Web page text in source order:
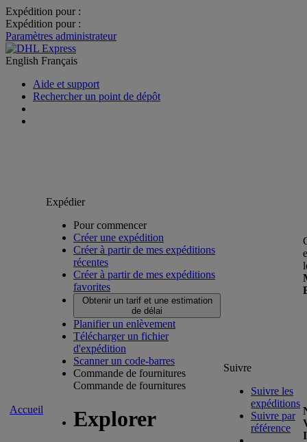
Expédition pour :
Expédition pour :
Paramètres administrateur
English Français
Aide et support
Rechercher un point de dépôt
Accueil
Expédier
Pour commencer
Créer une expédition
Créer à partir de mes expéditions
récentes
Créer à partir de mes expéditions
favorites
Obtenir un tarif et une estimation
de délai
Planifier un enlèvement
Télécharger un fichier
d'expédition
Scanner un code-barres
Commande de fournitures
Commande de fournitures
Explorer
Suivre
Suivre les
expéditions
Suivre par
référence